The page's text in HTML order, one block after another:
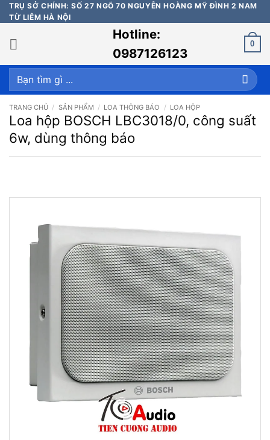
Bỏ
qua
nội
dung
TRỤ SỞ CHÍNH: SỐ 27 NGÕ 70 NGUYỄN HOÀNG MỸ ĐÌNH 2 NAM
TỪ LIÊM HÀ NỘI
Hotline:
0987126123
0
Tìm
kiếm:
TRANG CHỦ / SẢN PHẨM / LOA THÔNG BÁO / LOA HỘP
Loa hộp BOSCH LBC3018/0, công suất
6w, dùng thông báo